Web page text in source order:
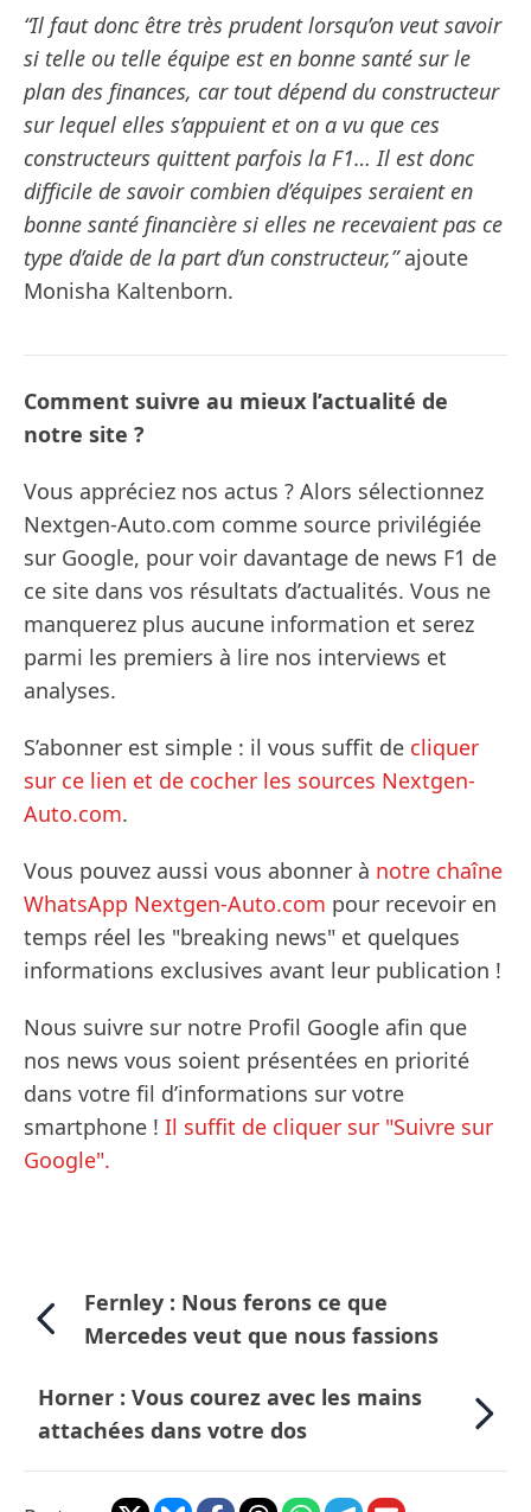
“Il faut donc être très prudent lorsqu’on veut savoir
si telle ou telle équipe est en bonne santé sur le
plan des finances, car tout dépend du constructeur
sur lequel elles s’appuient et on a vu que ces
constructeurs quittent parfois la F1… Il est donc
difficile de savoir combien d’équipes seraient en
bonne santé financière si elles ne recevaient pas ce
type d’aide de la part d’un constructeur,”ajoute
Monisha Kaltenborn.
Comment suivre au mieux l’actualité de
notre site ?
Vous appréciez nos actus ? Alors sélectionnez
Nextgen-Auto.com comme source privilégiée
sur Google, pour voir davantage de news F1 de
ce site dans vos résultats d’actualités. Vous ne
manquerez plus aucune information et serez
parmi les premiers à lire nos interviews et
analyses.
S’abonner est simple : il vous suffit de cliquer
sur ce lien et de cocher les sources Nextgen-
Auto.com.
Vous pouvez aussi vous abonner à notre chaîne
WhatsApp Nextgen-Auto.com pour recevoir en
temps réel les "breaking news" et quelques
informations exclusives avant leur publication !
Nous suivre sur notre Profil Google afin que
nos news vous soient présentées en priorité
dans votre fil d’informations sur votre
smartphone ! Il suffit de cliquer sur "Suivre sur
Google".
Fernley : Nous ferons ce que
Mercedes veut que nous fassions
Horner : Vous courez avec les mains
attachées dans votre dos